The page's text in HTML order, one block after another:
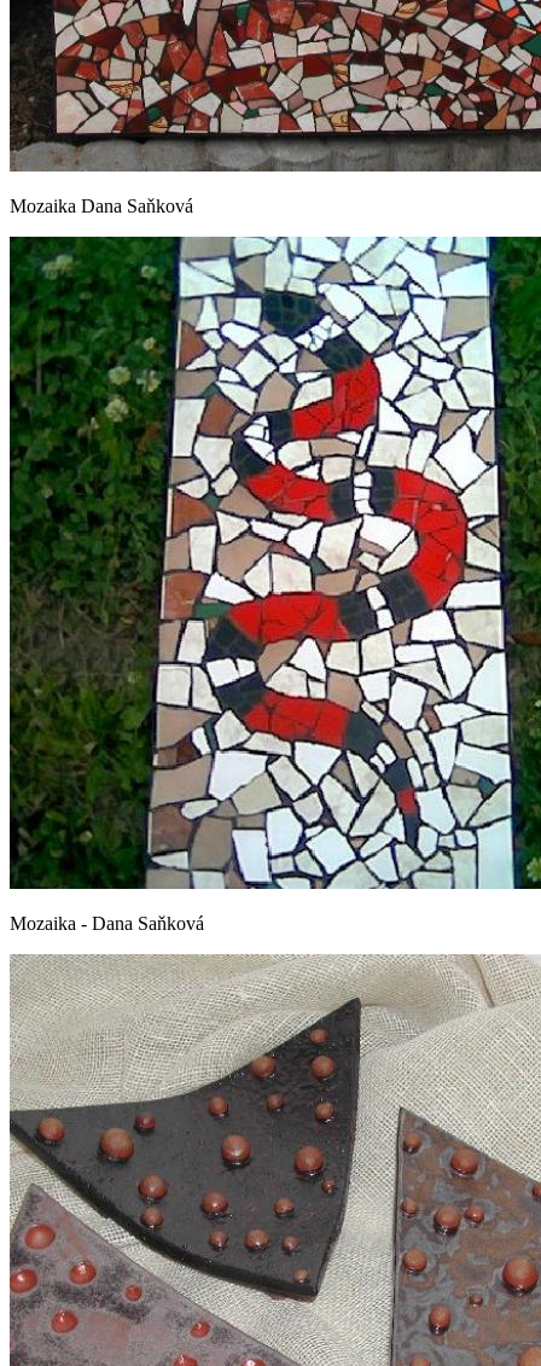
Mozaika Dana Saňková
Mozaika - Dana Saňková